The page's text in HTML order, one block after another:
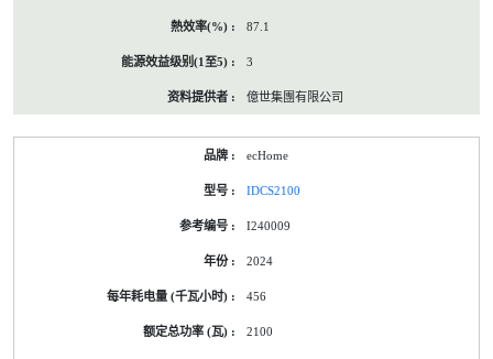
87.1
3
億世集團有限公司
ecHome
IDCS2100
I240009
2024
456
2100